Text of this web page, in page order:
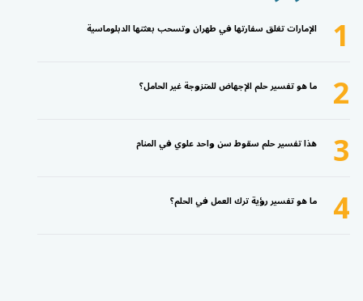
1 الإمارات تغلق سفارتها في طهران وتسحب بعثتها الدبلوماسية
2 ما هو تفسير حلم الإجهاض للمتزوجة غير الحامل؟
3 هذا تفسير حلم سقوط سن واحد علوي في المنام
4 ما هو تفسير رؤية ترك العمل في الحلم؟